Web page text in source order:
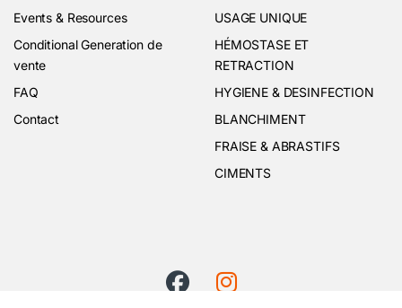
Events & Resources
Conditional Generation de
vente
FAQ
Contact
USAGE UNIQUE
HÉMOSTASE ET
RETRACTION
HYGIENE & DESINFECTION
BLANCHIMENT
FRAISE & ABRASTIFS
CIMENTS